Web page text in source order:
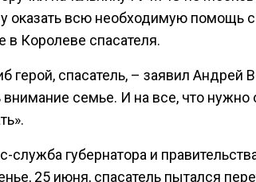
оказать всю необходимую помощь
в Королеве спасателя.
герой, спасатель, – заявил Андрей
семье. И на все, что нужно
служба губернатора и
25 июня, спасатель пытался